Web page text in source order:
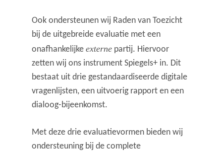
Ook ondersteunen wij Raden van Toezicht
bij de uitgebreide evaluatie met een
onafhankelijkeexterne partij. Hiervoor
zetten wij ons instrument Spiegels+ in. Dit
bestaat uit drie gestandaardiseerde digitale
vragenlijsten, een uitvoerig rapport en een
dialoog-bijeenkomst.
Met deze drie evaluatievormen bieden wij
ondersteuning bij de complete